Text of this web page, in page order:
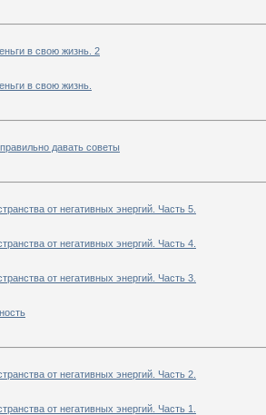
в свою жизнь. 2
в свою жизнь.
давать советы
от негативных энергий. Часть 5.
от негативных энергий. Часть 4.
от негативных энергий. Часть 3.
от негативных энергий. Часть 2.
от негативных энергий. Часть 1.